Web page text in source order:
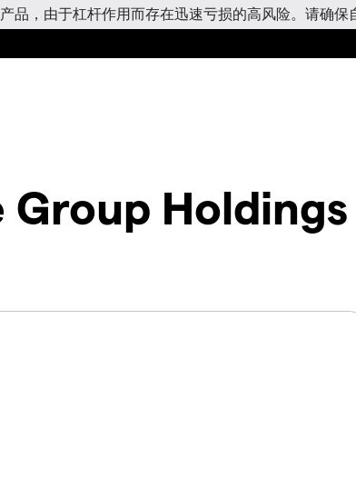
品，由于杠杆作用而存在迅速亏损的高风险。请确保
Group